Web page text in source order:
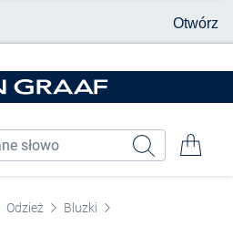
Odzież
Bluzki
Otwórz